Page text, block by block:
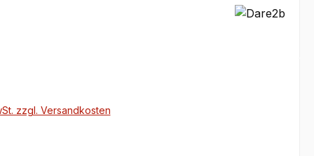
zzgl. Versandkosten